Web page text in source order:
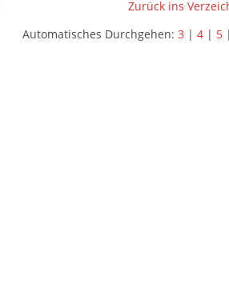
Zurück ins
Automatisches Durchgehen: 3| 4| 5|